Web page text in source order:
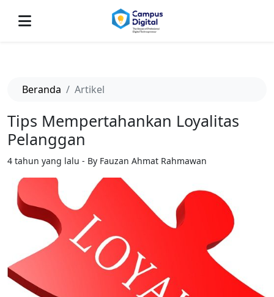
Beranda Artikel
Tips Mempertahankan Loyalitas
Pelanggan
4 tahun yang lalu - By Fauzan Ahmat Rahmawan